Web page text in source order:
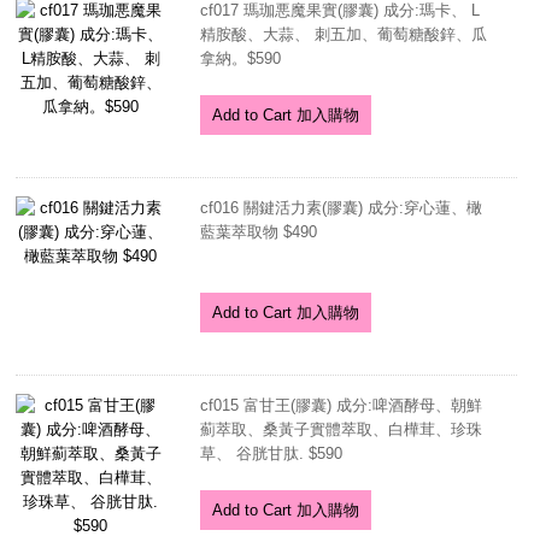
cf017 瑪珈悪魔果實(膠囊) 成分:瑪卡、 L
精胺酸、大蒜、 刺五加、葡萄糖酸鋅、瓜
拿納。$590
Add to Cart 加入購物
cf016 關鍵活力素(膠囊) 成分:穿心蓮、橄
藍葉萃取物 $490
Add to Cart 加入購物
cf015 富甘王(膠囊) 成分:啤酒酵母、朝鮮
薊萃取、桑黃子實體萃取、白樺茸、珍珠
草、 谷胱甘肽. $590
Add to Cart 加入購物